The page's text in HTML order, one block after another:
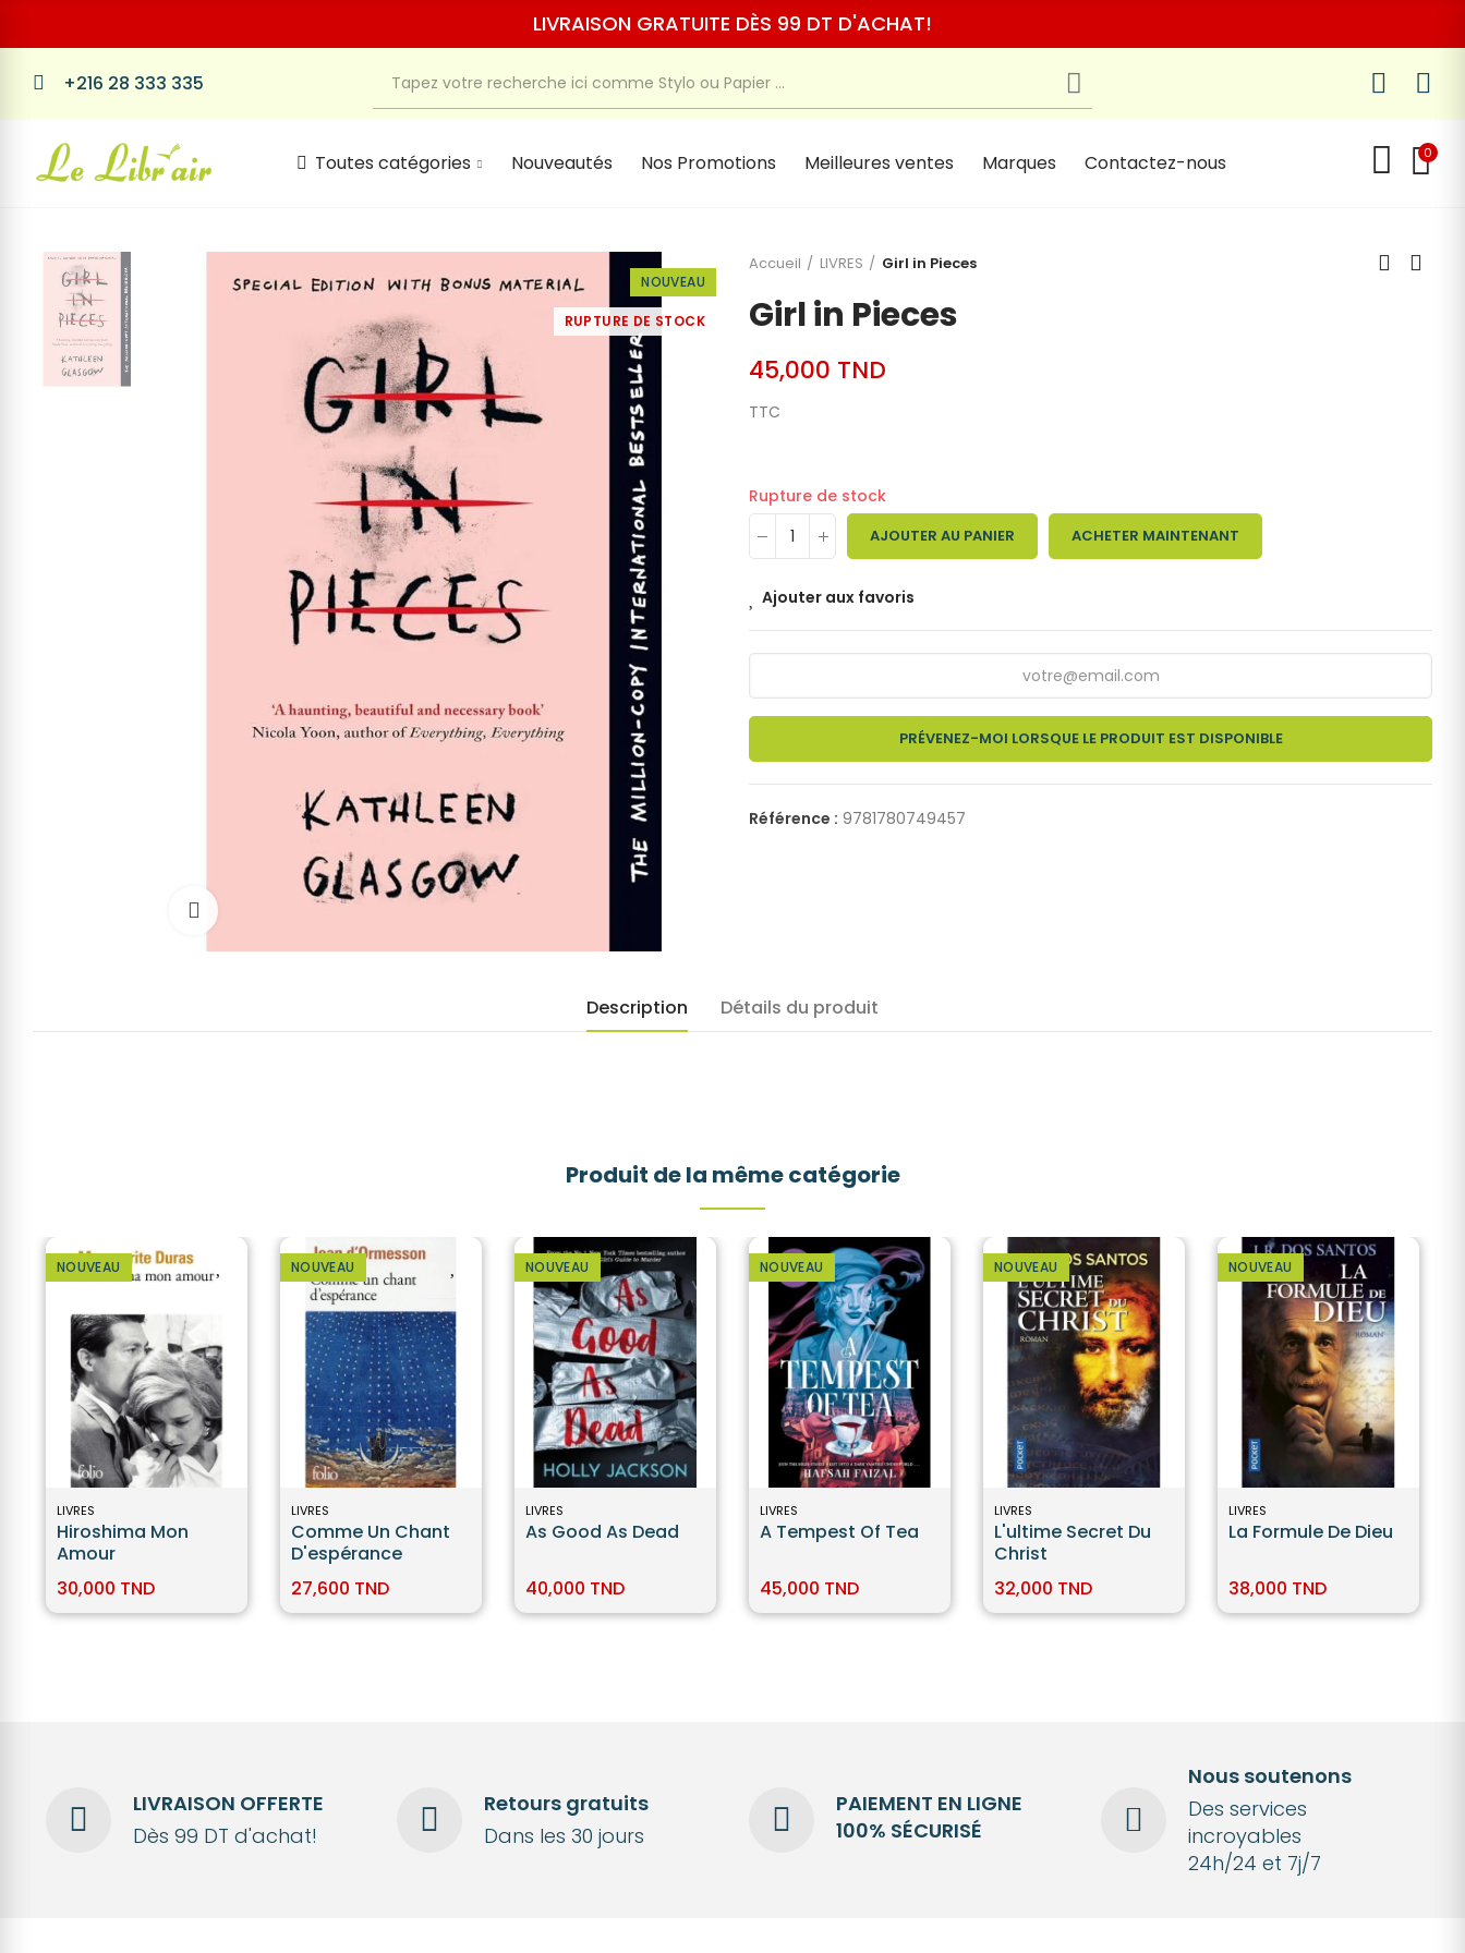
LIVRAISON GRATUITE DÈS 99 DT D'ACHAT!
+216 28 333 335
Toutes catégories Nouveautés Nos Promotions Meilleures ventes Marques Contactez-nous 0
NOUVEAU
RUPTURE DE STOCK
Cliquez pour agrandir
Accueil LIVRES Girl in Pieces
Girl in Pieces
45,000 TND
TTC
Rupture de stock
AJOUTER AU PANIER ACHETER MAINTENANT
Ajouter aux favoris
PRÉVENEZ-MOI LORSQUE LE PRODUIT EST DISPONIBLE
Référence : 9781780749457
Description Détails du produit
Produit de la même catégorie
NOUVEAU
LIVRES
Hiroshima Mon
Amour
30,000 TND
NOUVEAU
LIVRES
Comme Un Chant
D'espérance
27,600 TND
NOUVEAU
LIVRES
As Good As Dead
40,000 TND
NOUVEAU
LIVRES
A Tempest Of Tea
45,000 TND
NOUVEAU
LIVRES
L'ultime Secret Du
Christ
32,000 TND
NOUVEAU
LIVRES
La Formule De Dieu
38,000 TND
LIVRAISON OFFERTE
Dès 99 DT d'achat!
Retours gratuits
Dans les 30 jours
PAIEMENT EN LIGNE
100% SÉCURISÉ
Nous soutenons
Des services
incroyables
24h/24 et 7j/7